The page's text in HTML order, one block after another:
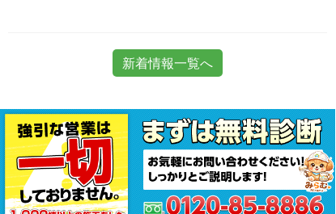
新着情報一覧へ